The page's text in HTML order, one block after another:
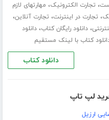
، تجارت الکترونیک، مهارتهای لازم
، تجارت در اینترنت، تجارت آنلاین،
،دانلود رایگان کتاب،دانلود
کتاب با لینک مستقیم
دانلود کتاب
لپ تاپ
ارزیل